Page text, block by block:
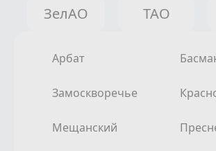
ЗелАО
ТАО
Арбат
Замоскворечье
Мещанский